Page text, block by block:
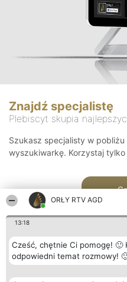
ORŁY RTV AGD
13:18
Cześć, chętnie Ci pomogę! 🙂
odpowiedni temat rozmowy!
Znajdź specjalistę
Plebiscyt skupia
Szukasz specjalisty w
wyszukiwarkę. Korzystaj tylko
Organizator plebiscytu